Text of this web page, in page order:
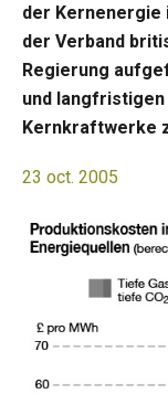
der Kernenergie
der Verband
Regierung
und
Kernkraftwerke
23 oct. 2005